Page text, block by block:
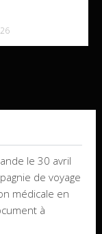
le 30 avril
de voyage
médicale en
à